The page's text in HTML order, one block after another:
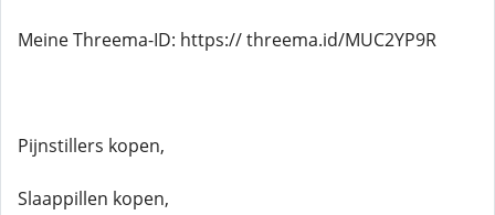
Meine Threema-ID: https:// threema.id/MUC2YP9R
Pijnstillers kopen,
Slaappillen kopen,